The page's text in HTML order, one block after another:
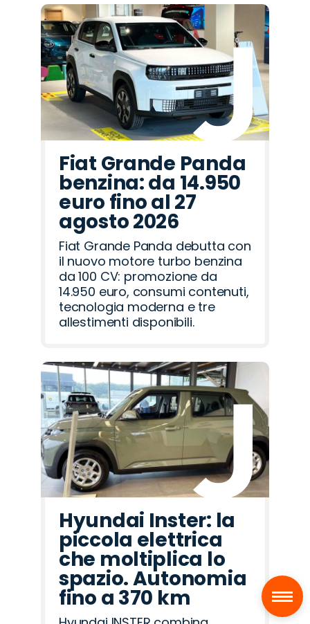
Fiat Grande Panda
benzina: da 14.950
euro fino al 27
agosto 2026
Fiat Grande Panda debutta con
il nuovo motore turbo benzina
da 100 CV: promozione da
14.950 euro, consumi contenuti,
tecnologia moderna e tre
allestimenti disponibili.
Hyundai Inster: la
piccola elettrica
che moltiplica lo
spazio. Autonomia
fino a 370 km